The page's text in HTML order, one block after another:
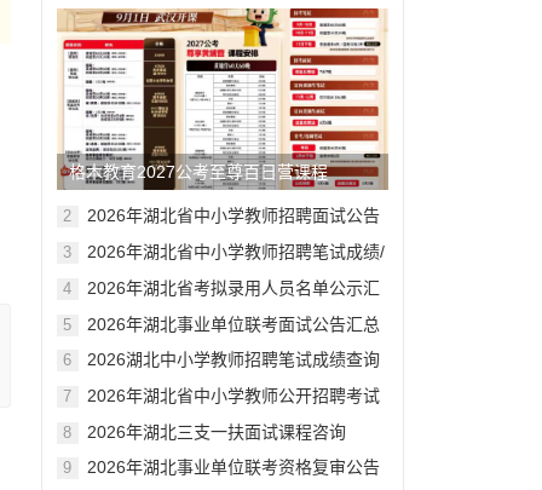
格木教育2027公考至尊百日营课程
2
2026年湖北省中小学教师招聘面试公告
3
2026年湖北省中小学教师招聘笔试成绩/
4
2026年湖北省考拟录用人员名单公示汇
5 2026年湖北事业单位联考面试公告汇总
6
2026湖北中小学教师招聘笔试成绩查询
7
2026年湖北省中小学教师公开招聘考试
8 2026年湖北三支一扶面试课程咨询
9
2026年湖北事业单位联考资格复审公告